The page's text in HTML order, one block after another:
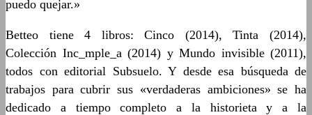
puedo quejar.»
Betteo tiene 4 libros: Cinco (2014), Tinta (2014),
Colección Inc_mple_a (2014) y Mundo invisible (2011),
todos con editorial Subsuelo. Y desde esa búsqueda de
trabajos para cubrir sus «verdaderas ambiciones» se ha
dedicado a tiempo completo a la historieta y a la